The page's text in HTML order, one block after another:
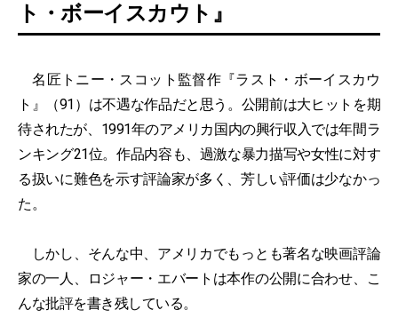
ト・ボーイスカウト』
名匠トニー・スコット監督作『ラスト・ボーイスカウ
ト』（91）は不遇な作品だと思う。公開前は大ヒットを期
待されたが、1991年のアメリカ国内の興行収入では年間ラ
ンキング21位。作品内容も、過激な暴力描写や女性に対す
る扱いに難色を示す評論家が多く、芳しい評価は少なかっ
た。
しかし、そんな中、アメリカでもっとも著名な映画評論
家の一人、ロジャー・エバートは本作の公開に合わせ、こ
んな批評を書き残している。